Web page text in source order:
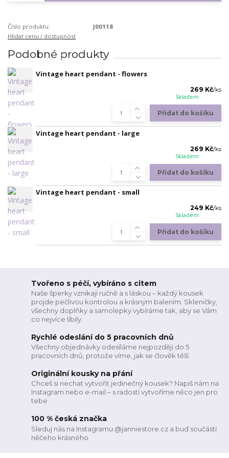
Číslo produktu:
J00118
Hlídat cenu / dostupnost
Podobné produkty
Vintage heart pendant - flowers
269 Kč/ks
Skladem
Přidat do košíku
Vintage heart pendant - large
269 Kč/ks
Skladem
Přidat do košíku
Vintage heart pendant - small
249 Kč/ks
Skladem
Přidat do košíku
Tvořeno s péčí, vybíráno s citem
Naše šperky vznikají ručně a s láskou – každý kousek
projde pečlivou kontrolou a krásným balením. Skleničky,
všechny doplňky a samolepky vybíráme tak, aby se Vám
co nejvíce líbily.
Rychlé odeslání do 5 pracovních dnů
Všechny objednávky odesíláme nejpozději do 5
pracovních dnů, protože víme, jak se člověk těší.
Originální kousky na přání
Chceš si nechat vytvořit jedinečný kousek? Napiš nám na
Instagram nebo e-mail – s radostí vytvoříme něco jen pro
tebe.
100 % česká značka
Sleduj nás na Instagramu @janniestore.cz a buď součástí
něčeho krásného